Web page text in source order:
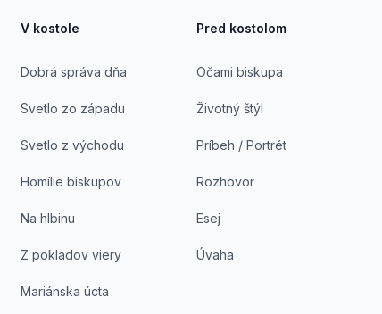
V kostole
Dobrá správa dňa
Svetlo zo západu
Svetlo z východu
Homílie biskupov
Na hlbinu
Z pokladov viery
Mariánska úcta
Pred kostolom
Očami biskupa
Životný štýl
Príbeh / Portrét
Rozhovor
Esej
Úvaha